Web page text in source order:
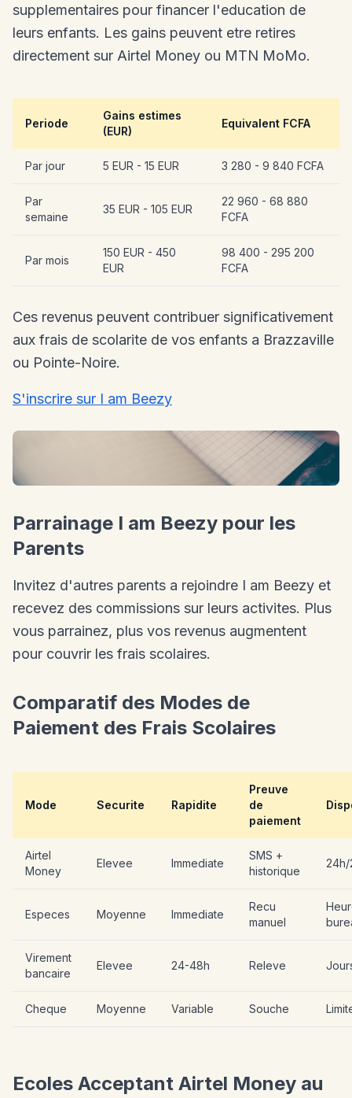
supplementaires pour financer l'education de
leurs enfants. Les gains peuvent etre retires
directement sur Airtel Money ou MTN MoMo.
Periode
Gains estimes
(EUR)
Equivalent FCFA
Par jour 5 EUR - 15 EUR 3 280 - 9 840 FCFA
Par
semaine
35 EUR - 105 EUR
22 960 - 68 880
FCFA
Par mois
150 EUR - 450
EUR
98 400 - 295 200
FCFA
Ces revenus peuvent contribuer significativement
aux frais de scolarite de vos enfants a Brazzaville
ou Pointe-Noire.
S'inscrire sur I am Beezy
Parrainage I am Beezy pour les
Parents
Invitez d'autres parents a rejoindre I am Beezy et
recevez des commissions sur leurs activites. Plus
vous parrainez, plus vos revenus augmentent
pour couvrir les frais scolaires.
Comparatif des Modes de
Paiement des Frais Scolaires
Mode Securite Rapidite
Preuve
de
paiement
Airtel
Money
Elevee Immediate
SMS +
historique
24h/
Especes Moyenne Immediate
Recu
manuel
Virement
bancaire
Elevee 24-48h Releve
Cheque Moyenne Variable Souche
Ecoles Acceptant Airtel Money au